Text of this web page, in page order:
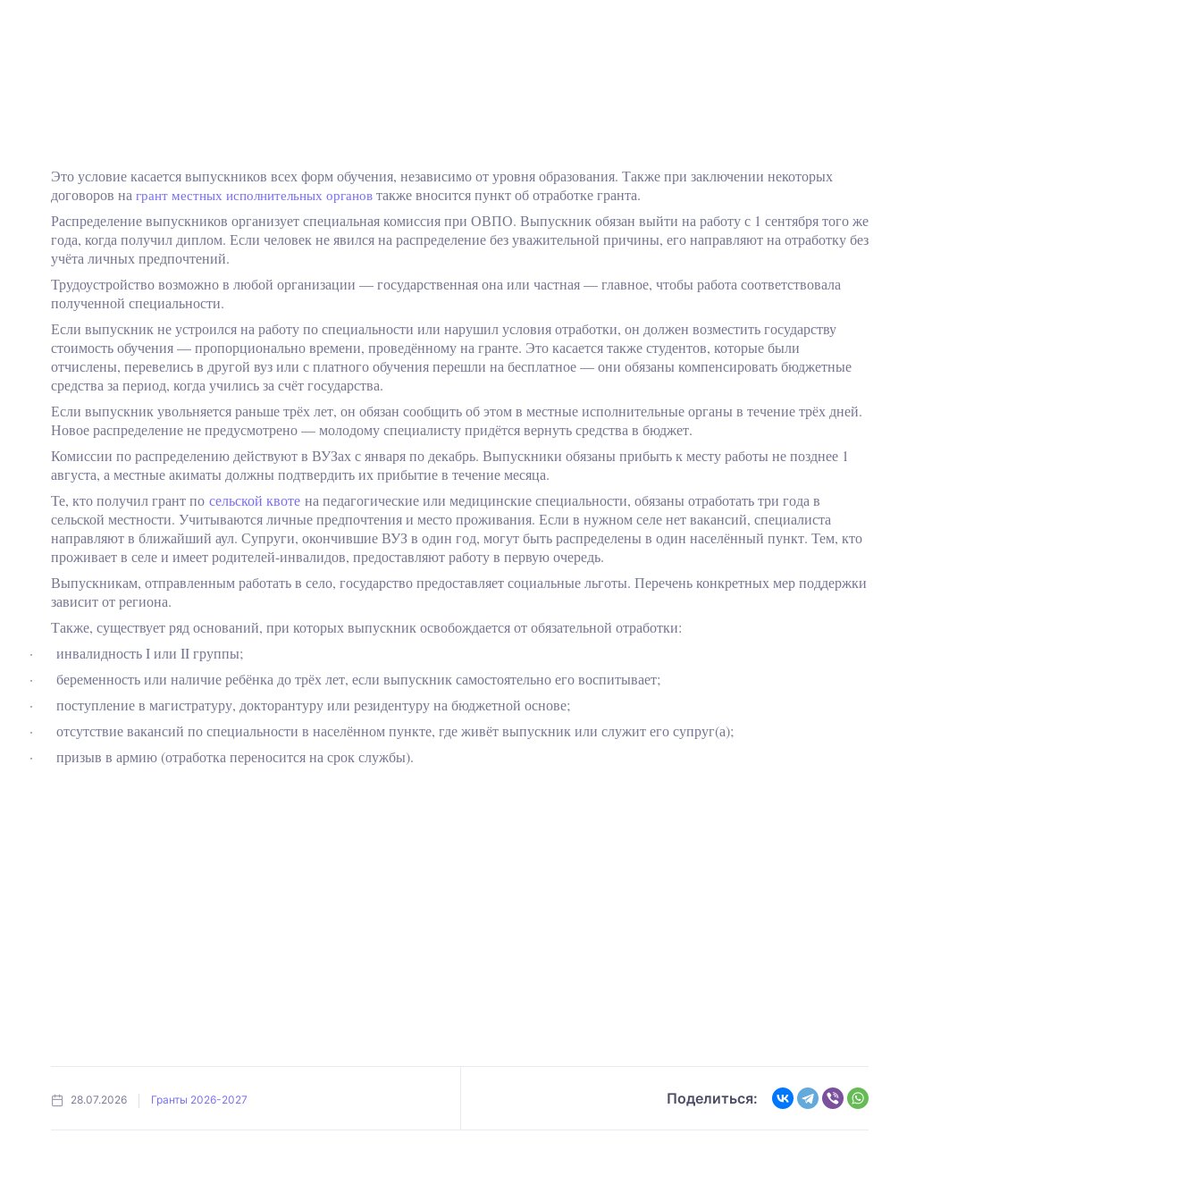
Это условие касается выпускников всех форм обучения, независимо от уровня образования. Также при заключении некоторых
договоров на грант местных исполнительных органов также вносится пункт об отработке гранта.
Распределение выпускников организует специальная комиссия при ОВПО. Выпускник обязан выйти на работу с 1 сентября того же
года, когда получил диплом. Если человек не явился на распределение без уважительной причины, его направляют на отработку без
учёта личных предпочтений.
Трудоустройство возможно в любой организации — государственная она или частная — главное, чтобы работа соответствовала
полученной специальности.
Если выпускник не устроился на работу по специальности или нарушил условия отработки, он должен возместить государству
стоимость обучения — пропорционально времени, проведённому на гранте. Это касается также студентов, которые были
отчислены, перевелись в другой вуз или с платного обучения перешли на бесплатное — они обязаны компенсировать бюджетные
средства за период, когда учились за счёт государства.
Если выпускник увольняется раньше трёх лет, он обязан сообщить об этом в местные исполнительные органы в течение трёх дней.
Новое распределение не предусмотрено — молодому специалисту придётся вернуть средства в бюджет.
Комиссии по распределению действуют в ВУЗах с января по декабрь. Выпускники обязаны прибыть к месту работы не позднее 1
августа, а местные акиматы должны подтвердить их прибытие в течение месяца.
Те, кто получил грант по сельской квоте на педагогические или медицинские специальности, обязаны отработать три года в
сельской местности. Учитываются личные предпочтения и место проживания. Если в нужном селе нет вакансий, специалиста
направляют в ближайший аул. Супруги, окончившиеВУЗв один год, могут быть распределены в один населённый пункт. Тем, кто
проживает в селе и имеет родителей-инвалидов, предоставляют работу в первую очередь.
Выпускникам, отправленным работать в село, государство предоставляет социальные льготы. Перечень конкретных мер поддержки
зависит от региона.
Также, существуетряд оснований, при которых выпускник освобождается от обязательной отработки:
·
инвалидность I или II группы;
·
беременность или наличие ребёнка до трёх лет, если выпускник самостоятельно его воспитывает;
·
поступление в магистратуру, докторантуру или резидентуру на бюджетной основе;
·
отсутствие вакансий по специальности в населённом пункте, где живёт выпускник или служит его супруг(а);
·
призыв в армию (отработка переносится на срок службы).
28.07.2026 Гранты 2026-2027 Поделиться: